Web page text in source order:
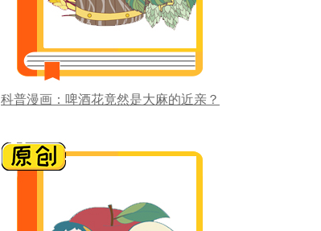
科普漫画：啤酒花竟然是大麻的近亲？